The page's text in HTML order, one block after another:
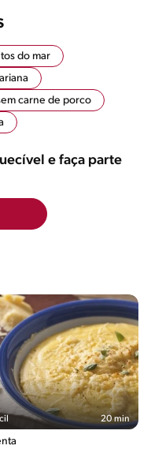
do mar
carne de porco
e faça parte
20 min